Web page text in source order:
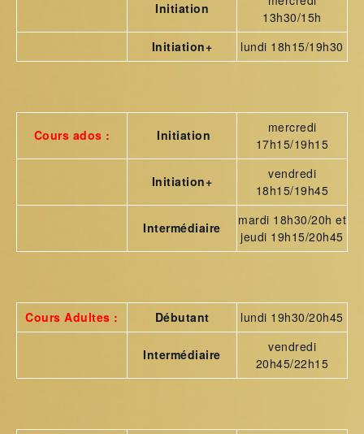
Initiation
13h30/15h
Initiation+
lundi 18h15/19h30
Cours ados : Initiation
mercredi
17h15/19h15
Initiation+
vendredi
18h15/19h45
Intermédiaire
mardi 18h30/20h et
jeudi 19h15/20h45
Cours Adultes : Débutant lundi 19h30/20h45
Intermédiaire
vendredi
20h45/22h15